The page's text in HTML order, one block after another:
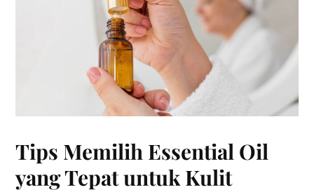
Tips Memilih Essential Oil
yang Tepat untuk Kulit